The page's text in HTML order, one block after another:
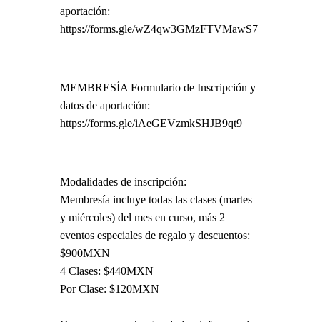
aportación:
https://forms.gle/wZ4qw3GMzFTVMawS7
MEMBRESÍA Formulario de Inscripción y
datos de aportación:
https://forms.gle/iAeGEVzmkSHJB9qt9
Modalidades de inscripción:
Membresía incluye todas las clases (martes
y miércoles) del mes en curso, más 2
eventos especiales de regalo y descuentos:
$900MXN
4 Clases: $440MXN
Por Clase: $120MXN